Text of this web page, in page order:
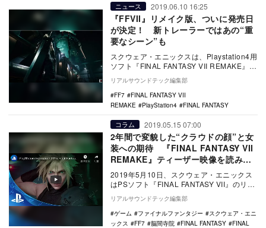
ニュース 2019.06.10 16:25
『FFVII』リメイク版、ついに発売日
が決定！ 新トレーラーではあの“重
要なシーン”も
スクウェア・エニックスは、Playstation4用
ソフト『FINAL FANTASY VII REMAKE』に
リアルサウンドテック編集部
FF7
FINAL FANTASY VII
REMAKE
PlayStation4 FINAL FANTASY
コラム 2019.05.15 07:00
2年間で変貌した“クラウドの顔”と女
装への期待 『FINAL FANTASY VII
REMAKE』ティーザー映像を読み解
く
2019年5月10日、スクウェア・エニックス
はPSソフト『FINAL FANTASY VII』のリメ
イク作品『FINAL FAN…
リアルサウンドテック編集部
ゲーム
ファイナルファンタジー
スクウェア・エニ
ックス
FF7 脳間寺院 FINAL FANTASY
FINAL